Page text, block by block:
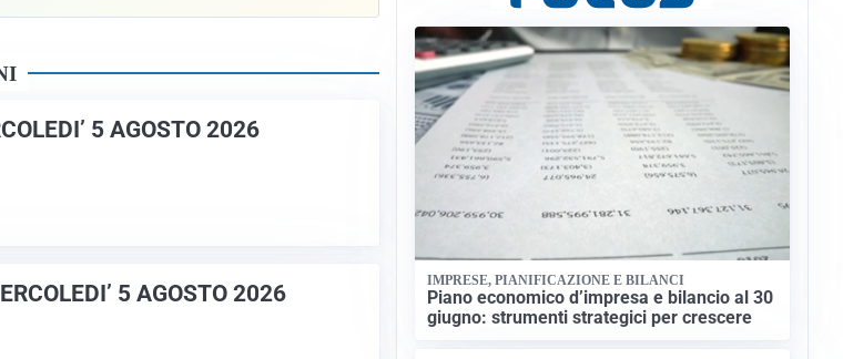
5 AGOSTO 2026
5 AGOSTO 2026 IMPRESE, PIANIFICAZIONE E BILANCI
Piano economico d’impresa e bilancio al 30
giugno: strumenti strategici per crescere